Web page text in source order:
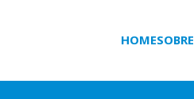
HOMESOBRE